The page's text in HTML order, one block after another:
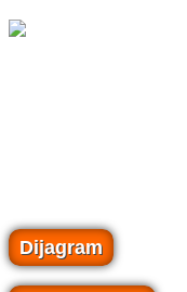
Dijagram